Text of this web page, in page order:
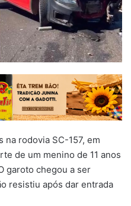
na rodovia SC-157, em
de um menino de 11 anos
garoto chegou a ser
resistiu após dar entrada